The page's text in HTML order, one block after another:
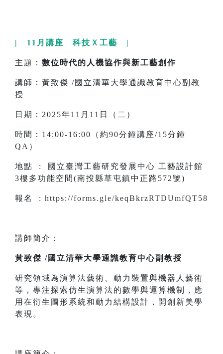
| 11月講座 科技Ｘ工藝 |
主題： 數位時代的人機協作與新工藝創作
講師：黃致傑 /國立清華大學通識教育中心副教
授
日期：2025年11月11日（二）
時間：14:00-16:00（約90分鐘講座/15分鐘
QA）
地點 : 國立臺灣工藝研究發展中心 工藝設計館
3樓多功能空間(南投縣草屯鎮中正路572號)
報名 : https://forms.gle/keqBkrzRTDUmfQT58
講師簡介：
黃致傑 /國立清華大學通識教育中心副教授
研究領域為演算法藝術、動力裝置與機器人藝術
等，專注探索仿生演算法的數學與運算機制，應
用在衍生圖形系統和動力結構設計，開創新美學
表現。